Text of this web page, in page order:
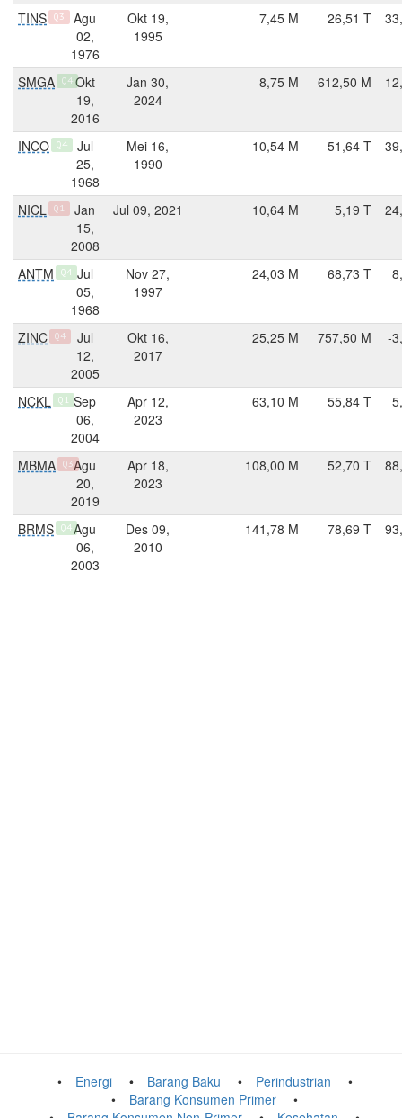
TINS Q3
Agu
02,
1976
Okt 19,
1995
7,45 M 26,51 T
SMGA Q4 Okt
19,
2016
Jan 30,
2024
8,75 M 612,50 M
INCO Q4
Jul
25,
1968
Mei 16,
1990
10,54 M 51,64 T
NICL Q1
Jan
15,
2008
Jul 09, 2021 10,64 M 5,19 T
ANTM Q4 Jul
05,
1968
Nov 27,
1997
24,03 M 68,73 T
ZINC Q4
Jul
12,
2005
Okt 16,
2017
25,25 M 757,50 M -
NCKL Q1
Sep
06,
2004
Apr 12,
2023
63,10 M 55,84 T
MBMA Q3Agu
20,
2019
Apr 18,
2023
108,00 M 52,70 T
BRMS Q4Agu
06,
2003
Des 09,
2010
141,78 M 78,69 T
Energi Barang Baku
Perindustrian
Barang Konsumen Primer